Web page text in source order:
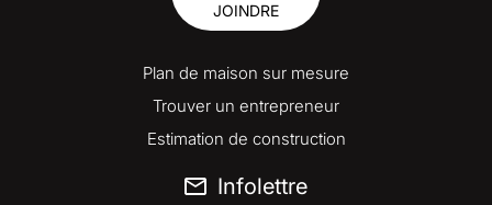
JOINDRE
Plan de maison sur mesure
Trouver un entrepreneur
Estimation de construction
Infolettre